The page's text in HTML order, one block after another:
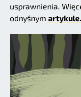
usprawnienia.
odnyśnym artykule.